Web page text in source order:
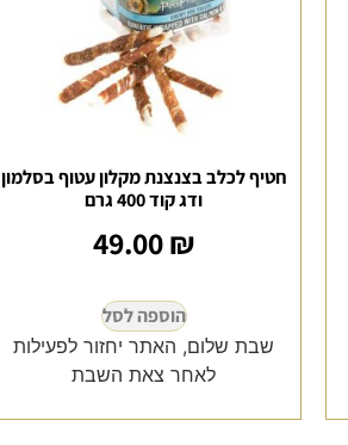
חטיף לכלב בצנצנת מקלון עטוף בסלמון
ודג קוד 400 גרם
49.00₪
הוספה לסל
שבת שלום, האתר יחזור לפעילות
לאחר צאת השבת